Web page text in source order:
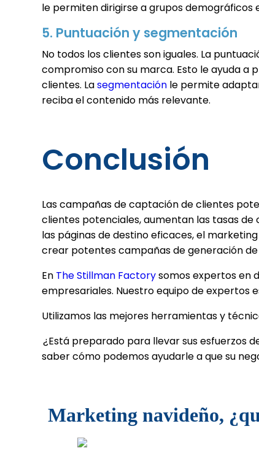
le permiten dirigirse a grupos demográficos
5. Puntuación y segmentación
No todos los clientes son iguales. La
compromiso con su marca. Esto le ayuda a
clientes. Lasegmentaciónle permite
reciba el contenido más relevante.
Conclusión
Las campañas de captación de clientes
clientes potenciales, aumentan las tasas
las páginas de destino eficaces, el
crear potentes campañas de generación
EnThe Stillman Factorysomos expertos en
empresariales. Nuestro equipo de expertos
Utilizamos las mejores herramientas y
¿Está preparado para llevar sus esfuerzos
saber cómo podemos ayudarle a que su
Marketing navideño,